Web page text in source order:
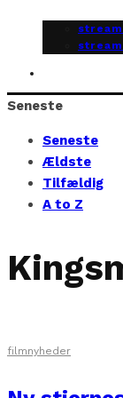
Seneste
Seneste
Ældste
Tilfældig
A to Z
filmnyheder